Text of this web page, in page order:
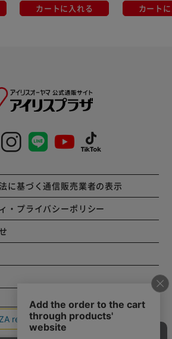
カートに入れる カート
に基づく通信販売業者の表示
・プライバシーポリシー
コーポレートサイト